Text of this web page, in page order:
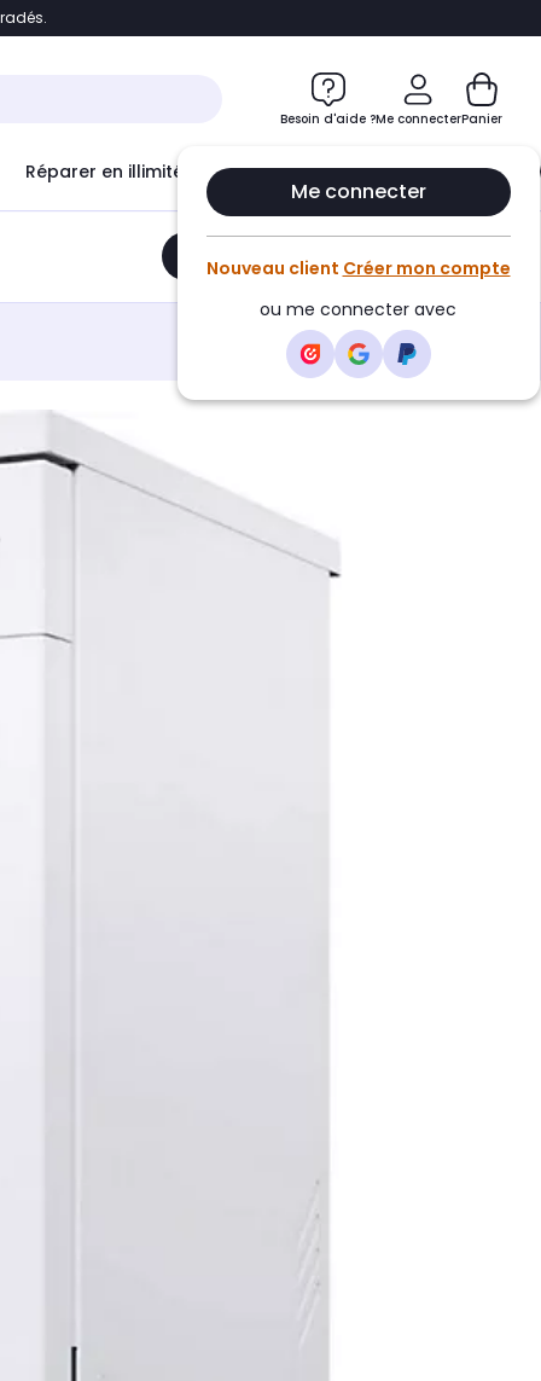
Accéder directement au chatbot
Besoin d'aide ?Me connecter
Me connecter
Nouveau client Créer mon compte
ou me connecter avec
Panier
Réparer en illimité avec Le Club Infinity
Ajouter au panier